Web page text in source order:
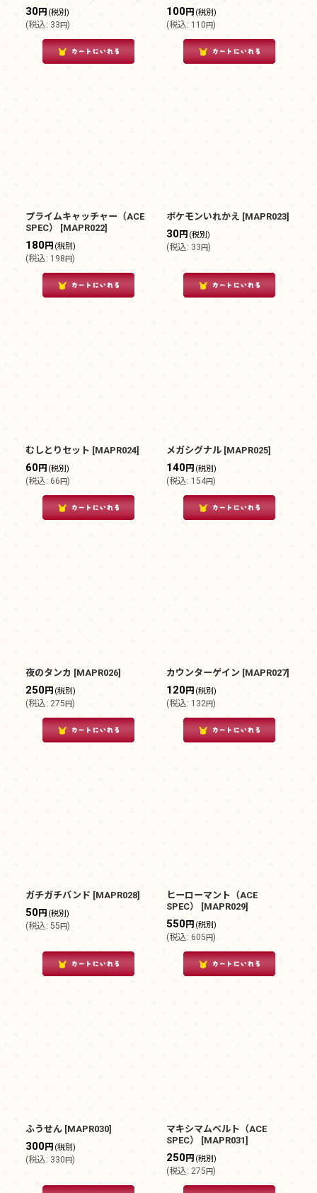
30円 (税別)
(税込: 33円)
100円 (税別)
(税込: 110円)
プライムキャッチャー（ACE
SPEC）
[MAPR022]
180円 (税別)
(税込: 198円)
ポケモンいれかえ [MAPR023]
30円 (税別)
(税込: 33円)
むしとりセット [MAPR024]
60円 (税別)
(税込: 66円)
メガシグナル [MAPR025]
140円 (税別)
(税込: 154円)
夜のタンカ [MAPR026]
250円 (税別)
(税込: 275円)
カウンターゲイン [MAPR027]
120円 (税別)
(税込: 132円)
ガチガチバンド [MAPR028]
50円 (税別)
(税込: 55円)
ヒーローマント（ACE
SPEC）
[MAPR029]
550円 (税別)
(税込: 605円)
ふうせん [MAPR030]
300円 (税別)
(税込: 330円)
マキシマムベルト（ACE
SPEC）
[MAPR031]
250円 (税別)
(税込: 275円)